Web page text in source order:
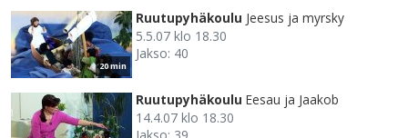
20 min
Ruutupyhäkoulu Jeesus ja myrsky
5.5.07 klo 18.30
Jakso: 40
Ruutupyhäkoulu Eesau ja Jaakob
14.4.07 klo 18.30